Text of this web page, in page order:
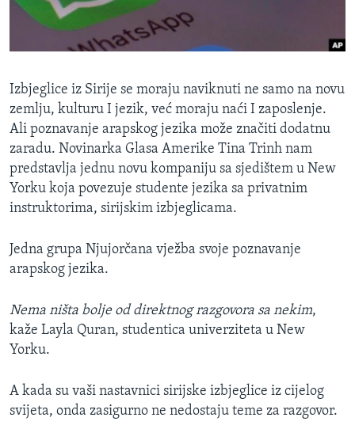
MAGAZIN
O GLASU AMERIKE
Learning English
PRATITE NAS
Jezici
Izbjeglice iz Sirije se moraju naviknuti ne samo na novu
zemlju, kulturu I jezik, već moraju naći I zaposlenje.
Ali poznavanje arapskog jezika može značiti dodatnu
zaradu. Novinarka Glasa Amerike Tina Trinh nam
predstavlja jednu novu kompaniju sa sjedištem u New
Yorku koja povezuje studente jezika sa privatnim
instruktorima, sirijskim izbjeglicama.
Jedna grupa Njujorčana vježba svoje poznavanje
arapskog jezika.
Nema ništa bolje od direktnog razgovora sa nekim,
kaže Layla Quran, studentica univerziteta u New
Yorku.
A kada su vaši nastavnici sirijske izbjeglice iz cijelog
svijeta, onda zasigurno ne nedostaju teme za razgovor.